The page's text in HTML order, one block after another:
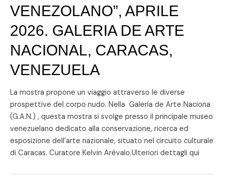
VENEZOLANO”, APRILE
2026. GALERIA DE ARTE
NACIONAL, CARACAS,
VENEZUELA
La mostra propone un viaggio attraverso le diverse
prospettive del corpo nudo. Nella Galería de Arte Naciona
(G.A.N.) , questa mostra si svolge presso il principale museo
venezuelano dedicato alla conservazione, ricerca ed
esposizione dell’arte nazionale, situato nel circuito culturale
di Caracas. Curatore Kelvin Arévalo.Ulteriori dettagli qui